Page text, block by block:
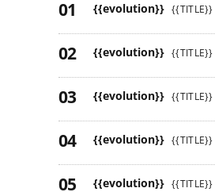
{{evolution}} {{TITLE}}
{{evolution}} {{TITLE}}
{{evolution}} {{TITLE}}
{{evolution}} {{TITLE}}
{{evolution}} {{TITLE}}